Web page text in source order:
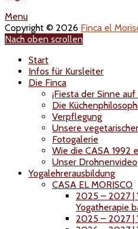
Menu
Copyright © 2026 Finca el
Nach oben scrollen
Start
Infos für Kursleiter
Die Finca
¡Fiesta der Sinne auf
Die
Verpflegung
Unsere
Fotogalerie
Wie die CASA 1992
Unser Drohnenvideo
Yogalehrerausbildung
CASA EL MORISCO
2025 – 2027 |
Yogatherapie
2025 – 2027 |